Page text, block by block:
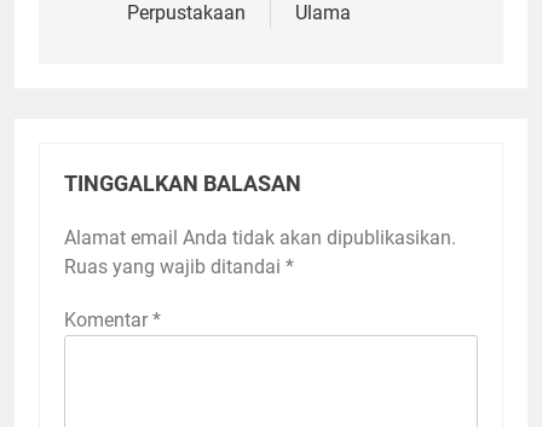
Perpustakaan
Ulama
TINGGALKAN BALASAN
Alamat email Anda tidak akan dipublikasikan.
Ruas yang wajib ditandai *
Komentar *